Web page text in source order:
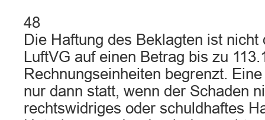
48
Die Haftung des Beklagten ist nicht
LuftVG auf einen Betrag bis zu
Rechnungseinheiten begrenzt.
nur dann statt, wenn der Schaden
rechtswidriges oder schuldhaftes